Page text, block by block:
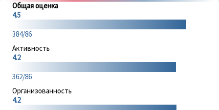
Общая оценка
4.5
384/86
Активность
4.2
362/86
Организованность
4.2